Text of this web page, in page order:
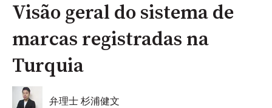
Visão geral do sistema de
marcas registradas na
Turquia
弁理士 杉浦健文